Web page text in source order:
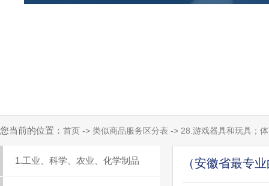
您当前的位置： 首页 -> 类似商品服务区分表 -> 28.游戏器具和玩具；
1.工业、科学、农业、化学制品 （安徽省最专